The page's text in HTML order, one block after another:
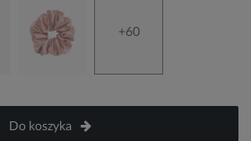
+60
Do koszyka